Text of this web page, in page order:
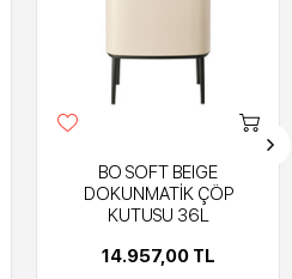
BO SOFT BEIGE
DOKUNMATİK ÇÖP
KUTUSU 36L
14.957,00 TL